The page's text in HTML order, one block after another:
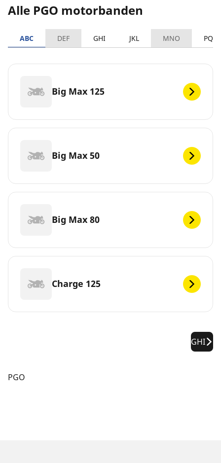
Alle PGO motorbanden
ABC DEF GHI JKL MNO PQRS
Big Max 125
Big Max 50
Big Max 80
Charge 125
GHI
PGO